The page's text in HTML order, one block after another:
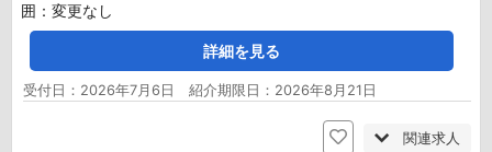
囲：変更なし
詳細を見る
受付日：2026年7月6日 紹介期限日：2026年8月21日
関連求人